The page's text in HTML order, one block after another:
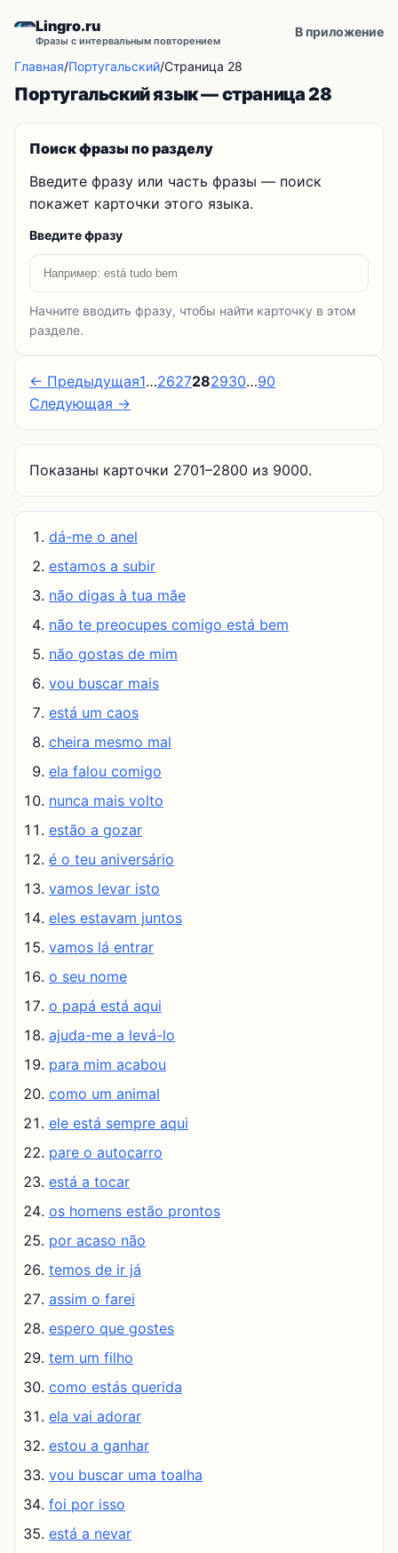
Lingro.ru
Фразы с интервальным повторением
В приложение
Главная/Португальский/Страница 28
Португальский язык — страница 28
Поиск фразы по разделу
Введите фразу или часть фразы — поиск
покажет карточки этого языка.
Введите фразу
Начните вводить фразу, чтобы найти карточку в этом
разделе.
← Предыдущая1…2627282930…90
Следующая →
Показаны карточки 2701–2800 из 9000.
dá-me o anel
estamos a subir
não digas à tua mãe
não te preocupes comigo está bem
não gostas de mim
vou buscar mais
está um caos
cheira mesmo mal
ela falou comigo
nunca mais volto
estão a gozar
é o teu aniversário
vamos levar isto
eles estavam juntos
vamos lá entrar
o seu nome
o papá está aqui
ajuda-me a levá-lo
para mim acabou
como um animal
ele está sempre aqui
pare o autocarro
está a tocar
os homens estão prontos
por acaso não
temos de ir já
assim o farei
espero que gostes
tem um filho
como estás querida
ela vai adorar
estou a ganhar
vou buscar uma toalha
foi por isso
está a nevar